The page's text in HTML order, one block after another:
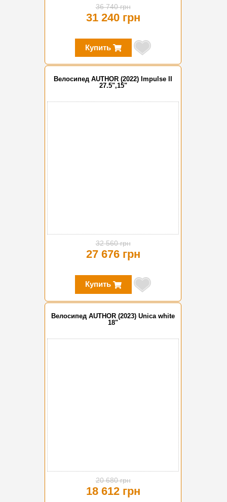
36 740 грн
31 240 грн
Купить
Велосипед AUTHOR (2022) Impulse II
27.5",15"
32 560 грн
27 676 грн
Купить
Велосипед AUTHOR (2023) Unica white
18"
20 680 грн
18 612 грн